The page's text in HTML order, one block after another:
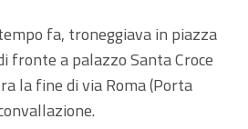
fa, troneggiava in piazza
fronte a palazzo Santa Croce
la fine di via Roma (Porta